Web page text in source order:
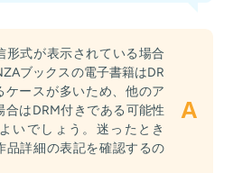
形式が表示されている場合
ブックスの電子書籍はDR
ケースが多いため、他のア
合はDRM付きである可能性
いでしょう。迷ったとき
品詳細の表記を確認するの
A